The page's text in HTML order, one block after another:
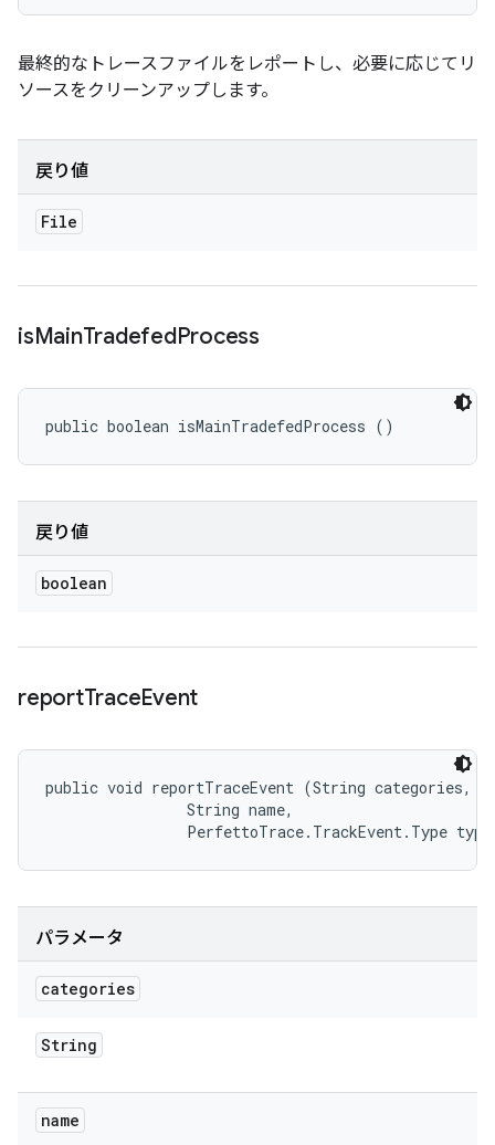
最終的なトレースファイルをレポートし、必要に応じてリ
ソースをクリーンアップします。
戻り値
File
isMainTradefedProcess
public boolean isMainTradefedProcess ()
戻り値
boolean
reportTraceEvent
public void reportTraceEvent (String categories,
                String name,
PerfettoTrace.TrackEvent.Type
パラメータ
categories
String
name